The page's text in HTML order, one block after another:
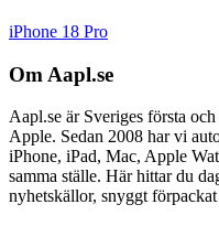
iPhone 18 Pro
Om Aapl.se
Aapl.se är Sveriges första
Apple. Sedan 2008 har vi
iPhone, iPad, Mac, Apple
samma ställe. Här hittar du
nyhetskällor, snyggt